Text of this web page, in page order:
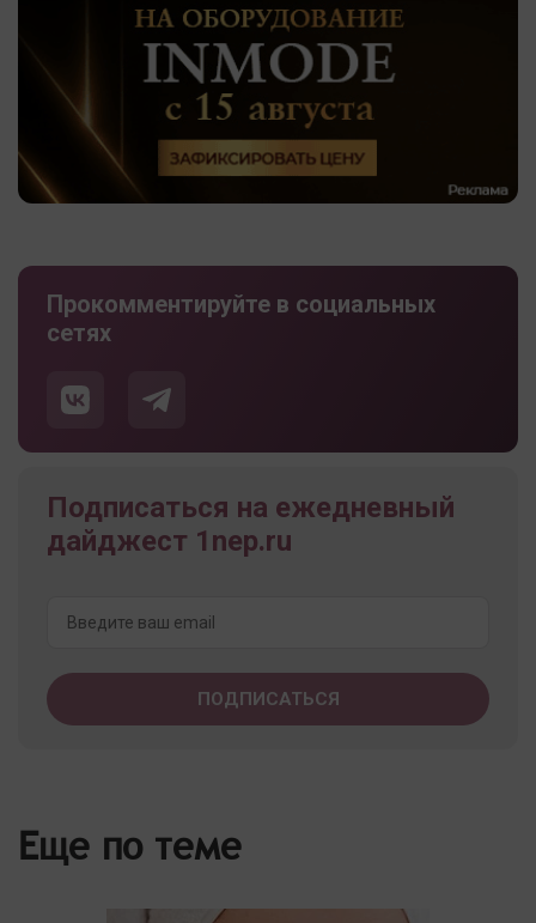
Прокомментируйте в социальных
сетях
Подписаться на ежедневный
дайджест 1nep.ru
Еще по теме